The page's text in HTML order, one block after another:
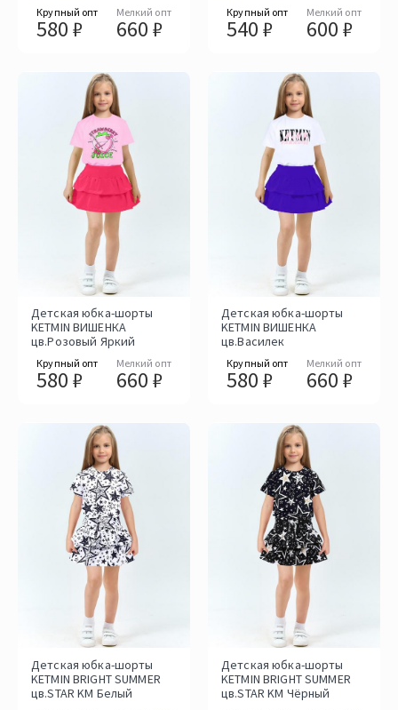
Крупный опт
580 ₽
Мелкий опт
660 ₽
Крупный опт
540 ₽
Мелкий опт
600 ₽
Детская юбка-шорты
KETMIN ВИШЕНКА
цв.Розовый Яркий
Крупный опт
580 ₽
Мелкий опт
660 ₽
Детская юбка-шорты
KETMIN ВИШЕНКА
цв.Василек
Крупный опт
580 ₽
Мелкий опт
660 ₽
Детская юбка-шорты
KETMIN BRIGHT SUMMER
цв.STAR KM Белый
Детская юбка-шорты
KETMIN BRIGHT SUMMER
цв.STAR KM Чёрный